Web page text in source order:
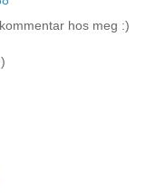
hos meg :)